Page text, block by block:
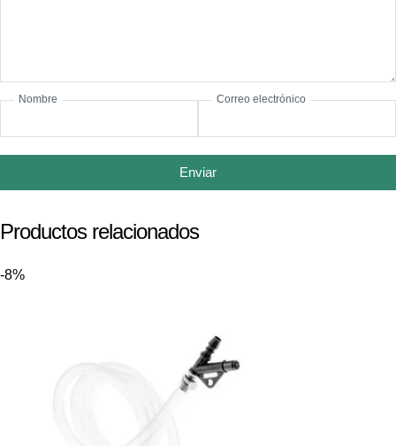
Nombre Correo electrónico
Enviar
Productos relacionados
-8%